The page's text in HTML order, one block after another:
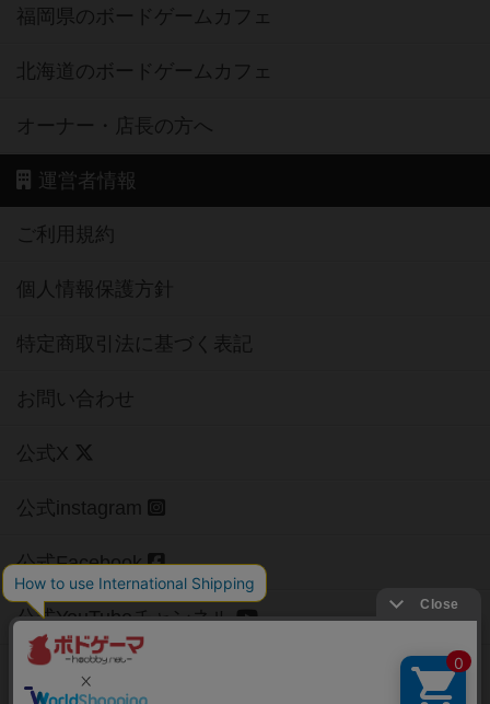
福岡県のボードゲームカフェ
北海道のボードゲームカフェ
オーナー・店長の方へ
運営者情報
ご利用規約
個人情報保護方針
特定商取引法に基づく表記
お問い合わせ
公式X
公式instagram
公式Facebook
公式YouTubeチャンネル